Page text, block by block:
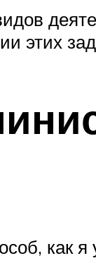
этих
как я